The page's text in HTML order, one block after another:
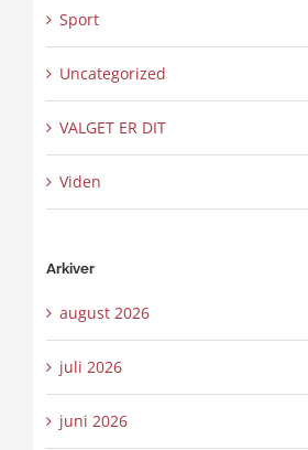
Sport
Uncategorized
VALGET ER DIT
Viden
Arkiver
august 2026
juli 2026
juni 2026